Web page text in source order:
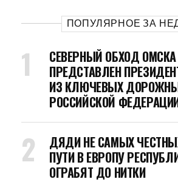
ПОПУЛЯРНОЕ ЗА
СЕВЕРНЫЙ ОБХОД ОМСКА
ПРЕДСТАВЛЕН
ИЗ КЛЮЧЕВЫХ
РОССИЙСКОЙ
ДЯДИ НЕ САМЫХ
ПУТИ В ЕВРОПУ
ОГРАБЯТ ДО НИТКИ